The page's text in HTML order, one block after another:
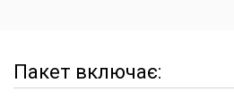
Пакет включає: